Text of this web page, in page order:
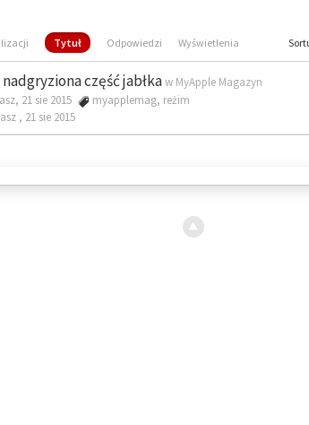
Tytuł Odpowiedzi Wyświetlenia
część jabłkaw MyApple Magazyn
21 sie 2015
myapplemag, reżim
, 21 sie 2015